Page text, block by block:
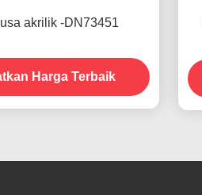
akrilik -DN73451
Harga Terbaik